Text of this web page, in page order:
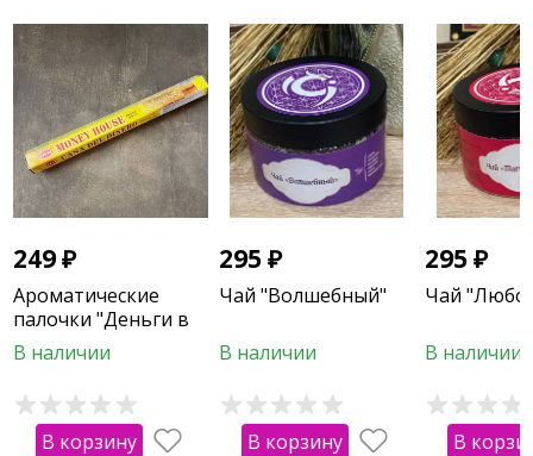
249₽
Ароматические
палочки "Деньги в
дом"
В наличии
В корзину
295₽
Чай "Волшебный"
В наличии
В корзину
295₽
Чай
В наличии
В